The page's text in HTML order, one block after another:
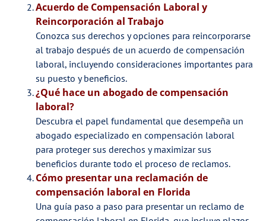
Acuerdo de Compensación Laboral y
Reincorporación al Trabajo
Conozca sus derechos y opciones para reincorporarse
al trabajo después de un acuerdo de compensación
laboral, incluyendo consideraciones importantes para
su puesto y beneficios.
¿Qué hace un abogado de compensación
laboral?
Descubra el papel fundamental que desempeña un
abogado especializado en compensación laboral
para proteger sus derechos y maximizar sus
beneficios durante todo el proceso de reclamos.
Cómo presentar una reclamación de
compensación laboral en Florida
Una guía paso a paso para presentar un reclamo de